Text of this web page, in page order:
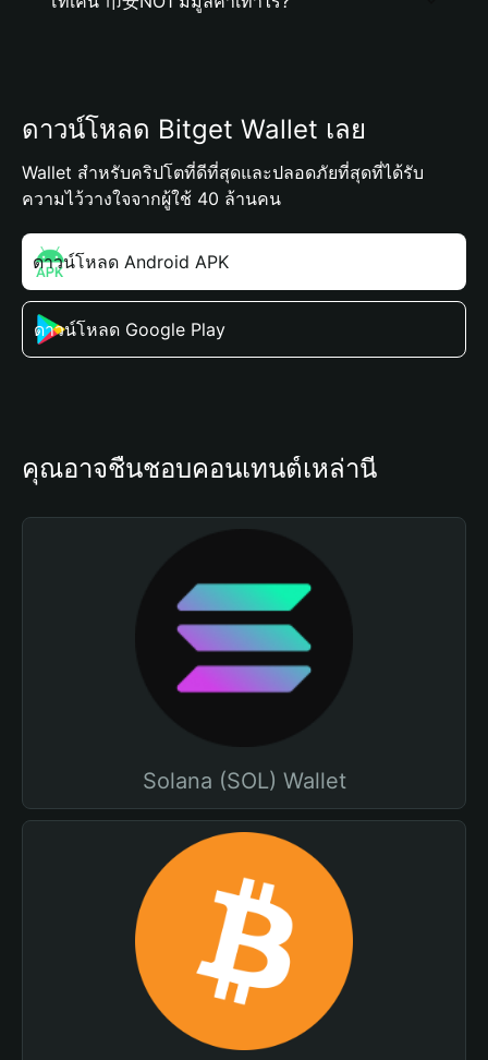
ดาวน์โหลด Bitget Wallet เลย
Wallet สำหรับคริปโตที่ดีที่สุดและปลอดภัยที่สุดที่ได้รับ
ความไว้วางใจจากผู้ใช้ 40 ล้านคน
ดาวน์โหลด Android APK
ดาวน์โหลด Google Play
คุณอาจชื่นชอบคอนเทนต์เหล่านี้
Solana (SOL) Wallet